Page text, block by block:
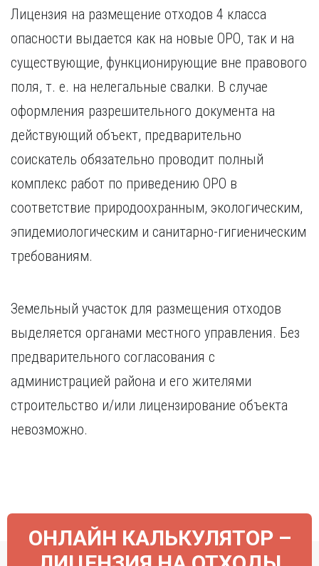
Лицензия на размещение отходов 4 класса
опасности выдается как на новые ОРО, так и на
существующие, функционирующие вне правового
поля, т. е. на нелегальные свалки. В случае
оформления разрешительного документа на
действующий объект, предварительно
соискатель обязательно проводит полный
комплекс работ по приведению ОРО в
соответствие природоохранным, экологическим,
эпидемиологическим и санитарно-гигиеническим
требованиям.
Земельный участок для размещения отходов
выделяется органами местного управления. Без
предварительного согласования с
администрацией района и его жителями
строительство и/или лицензирование объекта
невозможно.
ОНЛАЙН КАЛЬКУЛЯТОР –